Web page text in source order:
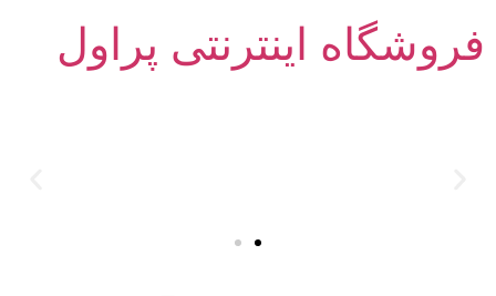
فروشگاه اینترنتی پراول